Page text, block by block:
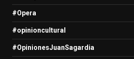
#Opera
#opinioncultural
#OpinionesJuanSagardia